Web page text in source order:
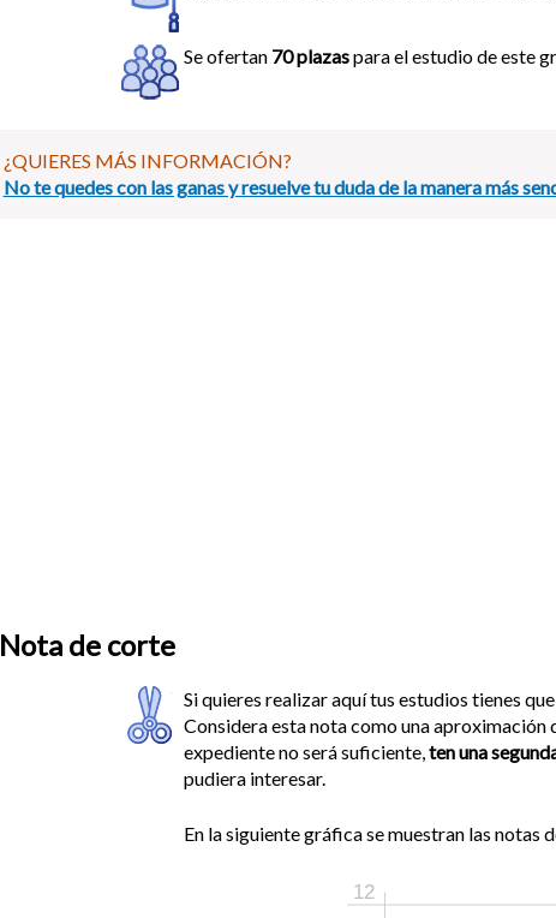
Se ofertan 70 plazaspara el estudio de este
¿QUIERES MÁS INFORMACIÓN?
No te quedes con las ganas y resuelve tu duda de la manera más
Nota de corte
Si quieres realizar aquí tus estudios tienes
Considera esta nota como una aproximación
expediente no será suficiente, ten una
pudiera interesar.
En la siguiente gráfica se muestran las notas
12